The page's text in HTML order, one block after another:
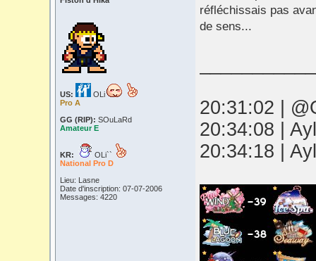
US:
OLi
Pro A
GG (RIP): SOuLaRd
Amateur E
KR:
OLi``
National Pro D
Lieu: Lasne
Date d'inscription: 07-07-2006
Messages: 4220
réfléchissais pas
de sens...
20:31:02 |
20:34:08 |
20:34:18 |